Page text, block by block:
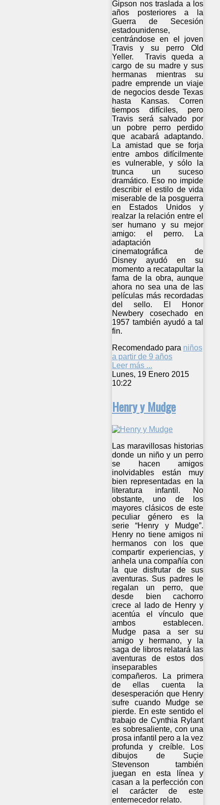
Gipson nos traslada a los
años posteriores a la
Guerra de Secesión
estadounidense,
centrándose en el joven
Travis y su perro Old
Yeller. Travis queda a
cargo de su madre y sus
hermanas mientras su
padre emprende un viaje
de negocios desde Texas
hasta Kansas. Corren
tiempos difíciles, pero
Travis será salvado por
un pobre perro perdido
que acabará adaptando.
La amistad que se forja
entre ambos difícilmente
es vulnerable, y sólo la
trunca un suceso
dramático. Eso no impide
describir el estilo de vida
miserable de la posguerra
en Estados Unidos y
realzar la relación entre el
ser humano y su mejor
amigo: el perro. La
adaptación
cinematográfica de
Disney ayudó en su
momento a recatapultar la
fama de la obra, aunque
ahora no sea una de las
películas más recordadas
del sello. El Honor
Newbery cosechado en
1957 también ayudó a tal
fin.
Recomendado para niños
a partir de 9 años
Leer más ...
Lunes, 19 Enero 2015
10:22
Henry y Mudge
Las maravillosas historias
donde un niño y un perro
se hacen amigos
inolvidables están muy
bien representadas en la
literatura infantil. No
obstante, uno de los
mayores clásicos de este
peculiar género es la
serie “Henry y Mudge”.
Henry no tiene amigos ni
hermanos con los que
compartir experiencias, y
anhela una compañía con
la que disfrutar de sus
aventuras. Sus padres le
regalan un perro, que
desde bien cachorro
crece al lado de Henry y
acentúa el vínculo que
ambos establecen.
Mudge pasa a ser su
amigo y hermano, y la
saga de libros relatará las
aventuras de estos dos
inseparables
compañeros. La primera
de ellas cuenta la
desesperación que Henry
sufre cuando Mudge se
pierde. En este sentido el
trabajo de Cynthia Rylant
es sobresaliente, con una
prosa infantil pero a la vez
profunda y creíble. Los
dibujos de Suçie
Stevenson también
juegan en esta línea y
casan a la perfección con
el carácter de este
enternecedor relato.